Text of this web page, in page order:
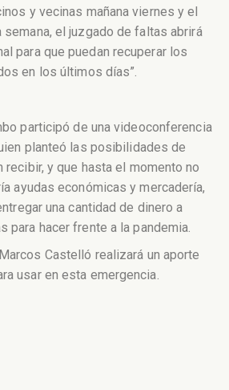
y vecinas mañana viernes y el
el juzgado de faltas abrirá
para que puedan recuperar los
en los últimos días”.
participó de una videoconferencia
planteó las posibilidades de
recibir, y que hasta el momento no
ayudas económicas y mercadería,
una cantidad de dinero a
para hacer frente a la pandemia.
Castelló realizará un aporte
usar en esta emergencia.